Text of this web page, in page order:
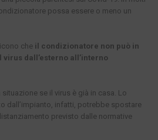
possa essere o meno un
che il condizionatore non può in
dall’esterno all’interno
se il virus è già in casa. Lo
dall’impianto, infatti, potrebbe spostare
previsto dalle normative